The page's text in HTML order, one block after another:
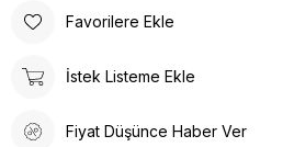
Favorilere Ekle
İstek Listeme Ekle
Fiyat Düşünce Haber Ver